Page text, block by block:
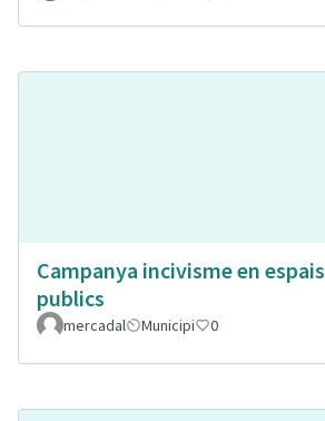
Campanya incivisme en espais
publics
mercadal Municipi 0